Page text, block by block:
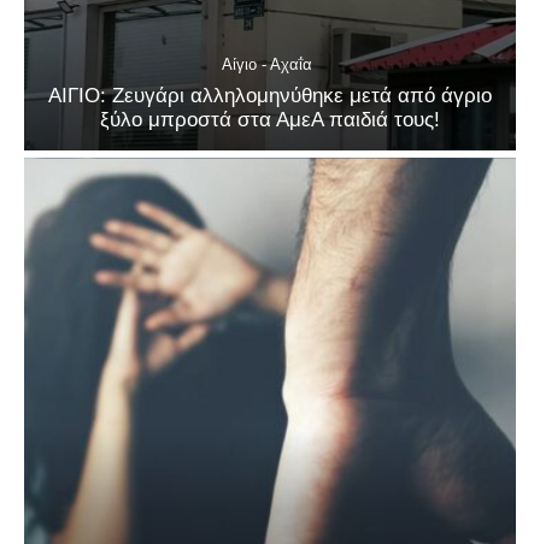
Αίγιο - Αχαΐα
ΑΙΓΙΟ: Ζευγάρι αλληλομηνύθηκε μετά από άγριο
ξύλο μπροστά στα ΑμεΑ παιδιά τους!